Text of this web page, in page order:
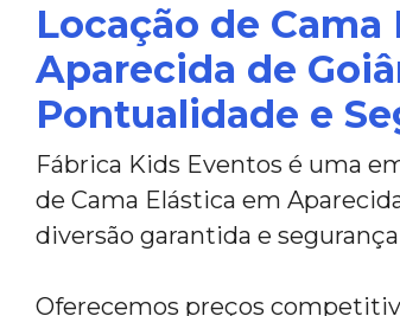
Locação de Cama
Aparecida de
Pontualidade e
Fábrica Kids Eventos é uma
de Cama Elástica em
diversão garantida e
Oferecemos preços